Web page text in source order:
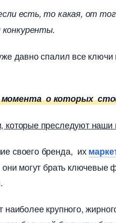
есть, то какая, от
давно спалил все
о которых
преследуют наши
своего бренда, их
могут брать
наиболее крупного,